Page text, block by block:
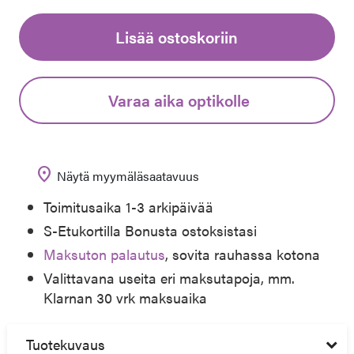
Lisää ostoskoriin
Varaa aika optikolle
location_on Näytä myymäläsaatavuus
Toimitusaika 1-3 arkipäivää
S-Etukortilla Bonusta ostoksistasi
Maksuton palautus, sovita rauhassa kotona
Valittavana useita eri maksutapoja, mm.
Klarnan 30 vrk maksuaika
Tuotekuvaus